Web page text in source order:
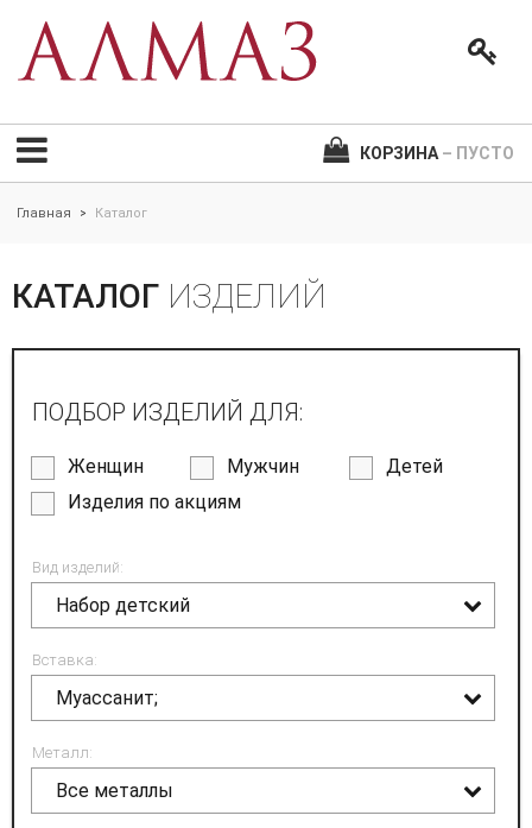
КОРЗИНА – ПУСТО
Главная > Каталог
КАТАЛОГ ИЗДЕЛИЙ
ПОДБОР ИЗДЕЛИЙ ДЛЯ:
Женщин Мужчин
Детей
Изделия по акциям
Вид изделий:
Набор детский
Вставка:
Муассанит;
Металл:
Все металлы